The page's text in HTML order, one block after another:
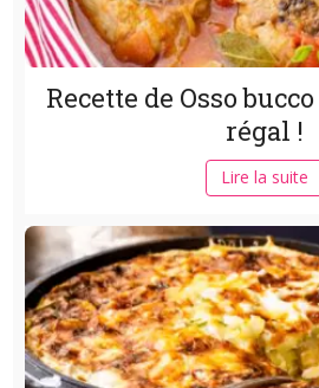
Recette de Osso
régal !
Lire la suite